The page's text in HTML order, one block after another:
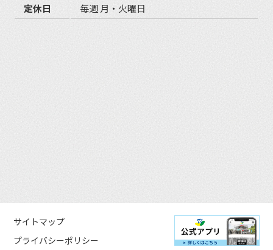
定休日
毎週 月・火曜日
サイトマップ
プライバシーポリシー